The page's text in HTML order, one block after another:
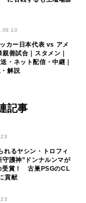
カー日本代表 vs アメ
善試合｜スタメン｜
・ネット配信・中継｜
解説
記事
れるヤシン・トロフィ
守護神”ドンナルンマが
受賞！ 古巣PSGのCL
貢献